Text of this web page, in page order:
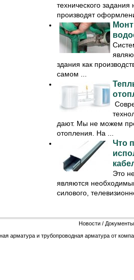
технического
производят
здания как
самом ...
дают. Мы не можем
отопления. На ...
Что
Это
являются
силового,
Новости / Документы
арматура и трубопроводная арматура от